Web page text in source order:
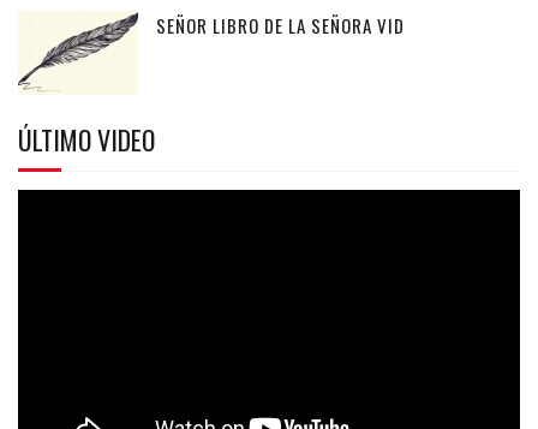
SEÑOR LIBRO DE LA SEÑORA VID
ÚLTIMO VIDEO